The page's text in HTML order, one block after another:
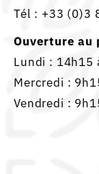
Tél : +33 (0)3
Ouverture au
Lundi : 14h15
Mercredi :
Vendredi :